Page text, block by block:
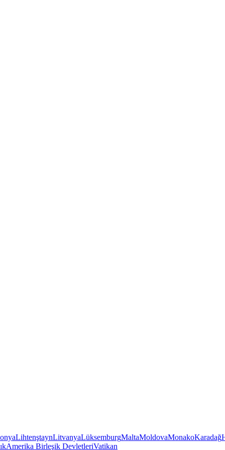
LihtenştaynLitvanyaLüksemburgMaltaMoldovaMonakoKaradağ
Amerika Birleşik DevletleriVatikan